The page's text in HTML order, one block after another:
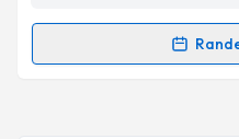
Randevu Takvimi